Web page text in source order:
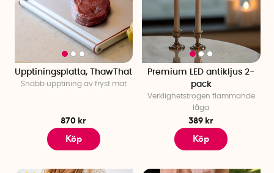
Upptiningsplatta, ThawThat
Snabb upptining av fryst mat
870 kr
Köp
Premium LED antikljus 2-
pack
Verklighetstrogen flammande
låga
389 kr
Köp